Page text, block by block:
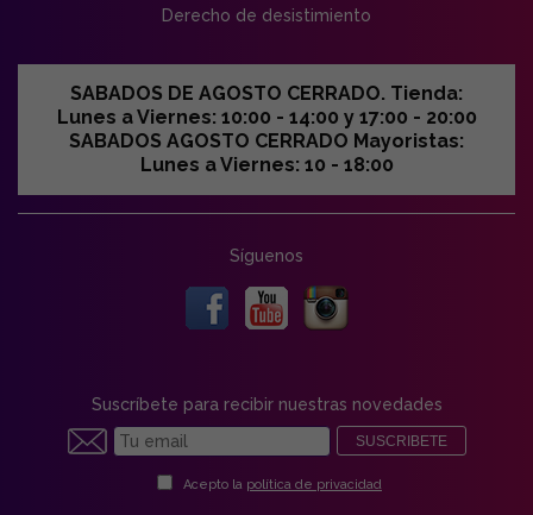
Derecho de desistimiento
SABADOS DE AGOSTO CERRADO. Tienda:
Lunes a Viernes: 10:00 - 14:00 y 17:00 - 20:00
SABADOS AGOSTO CERRADO Mayoristas:
Lunes a Viernes: 10 - 18:00
Síguenos
Suscríbete para recibir nuestras novedades
SUSCRIBETE
Acepto la política de privacidad